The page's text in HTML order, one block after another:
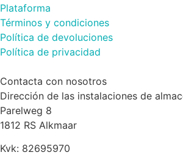
Plataforma
Términos y condiciones
Política de devoluciones
Política de privacidad
Contacta con nosotros
Dirección de las instalaciones de
Parelweg 8
1812 RS Alkmaar
Kvk: 82695970